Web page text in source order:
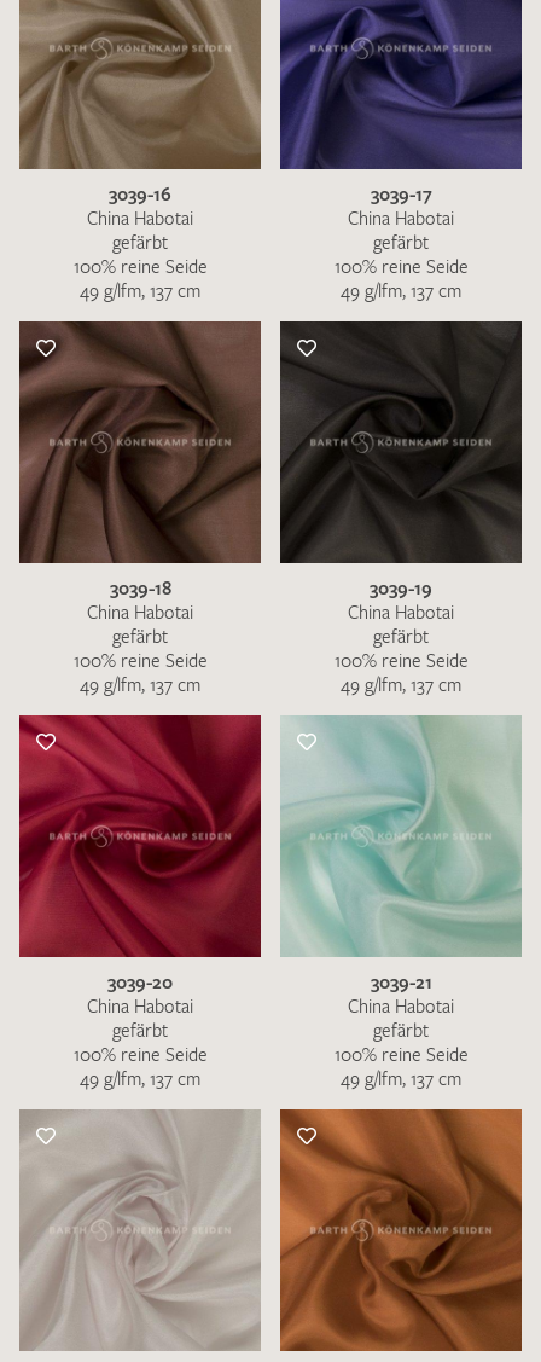
3039-16
China Habotai
gefärbt
100% reine Seide
49 g/lfm, 137 cm
3039-17
China Habotai
gefärbt
100% reine Seide
49 g/lfm, 137 cm
3039-18
China Habotai
gefärbt
100% reine Seide
49 g/lfm, 137 cm
3039-19
China Habotai
gefärbt
100% reine Seide
49 g/lfm, 137 cm
3039-20
China Habotai
gefärbt
100% reine Seide
49 g/lfm, 137 cm
3039-21
China Habotai
gefärbt
100% reine Seide
49 g/lfm, 137 cm